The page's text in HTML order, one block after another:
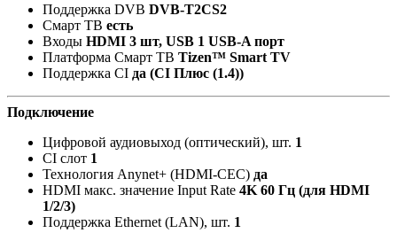
Поддержка DVB DVB-T2CS2
Смарт ТВ есть
Входы HDMI 3 шт, USB 1 USB-A порт
Платформа Смарт ТВ Tizen™ Smart TV
Поддержка CI да (CI Плюс (1.4))
Подключение
Цифровой аудиовыход (оптический), шт. 1
CI слот 1
Технология Anynet+ (HDMI-CEC) да
HDMI макс. значение Input Rate 4K 60 Гц (для HDMI
1/2/3)
Поддержка Ethernet (LAN), шт. 1